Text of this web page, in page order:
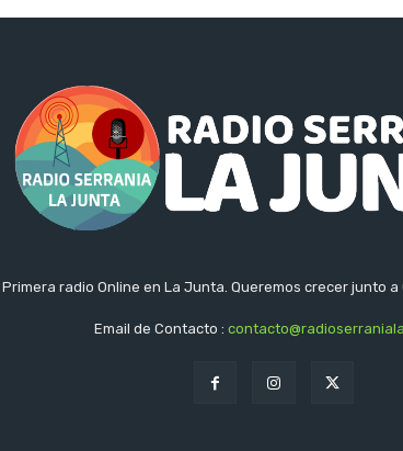
Primera radio Online en La Junta. Queremos crecer junto
Email de Contacto :